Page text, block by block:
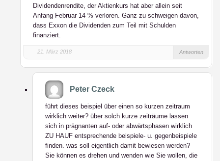
Dividendenrendite, der Aktienkurs hat aber allein seit
Anfang Februar 14 % verloren. Ganz zu schweigen davon,
dass Exxon die Dividenden zum Teil mit Schulden
finanziert.
21. März 2018 Antworten
Peter Czeck
führt dieses beispiel über einen so kurzen zeitraum
wirklich weiter? über solch kurze zeiträume lassen
sich in prägnanten auf- oder abwärtsphasen wirklich
ZU HAUF entsprechende beispiele- u. gegenbeispiele
finden. was soll eigentlich damit bewiesen werden?
Sie können es drehen und wenden wie Sie wollen, die